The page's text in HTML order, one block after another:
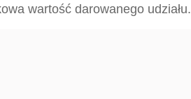
wartość darowanego udziału.